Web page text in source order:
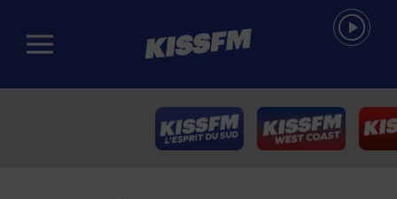
Passer au contenu principal